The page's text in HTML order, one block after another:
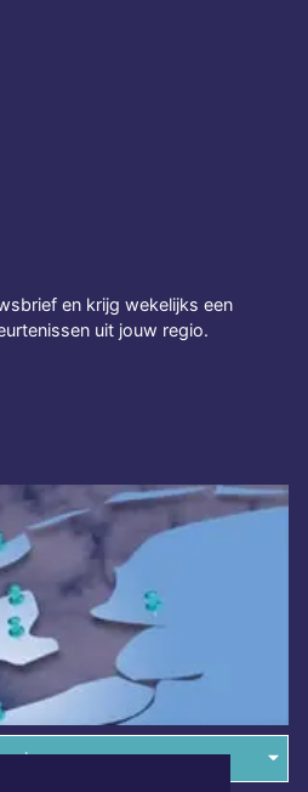
en krijg wekelijks een
uit jouw regio.